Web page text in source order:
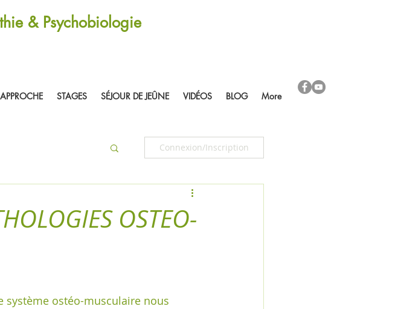
& Psychobiologie
STAGES SÉJOUR DE JEÛNE VIDÉOS BLOG More
Connexion/Inscription
OSTEO-
système ostéo-musculaire nous